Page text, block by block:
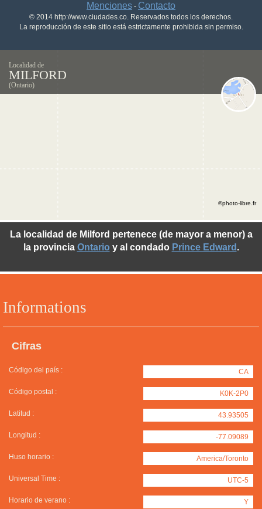
Menciones - Contacto
© 2014 http://www.ciudades.co. Reservados todos los derechos.
La reproducción de este sitio está estrictamente prohibida sin permiso.
Localidad de
MILFORD
(Ontario)
Informations
Cifras
Código del país : CA
Código postal : K0K-2P0
Latitud : 43.93505
Longitud : -77.09089
Huso horario : America/Toronto
Universal Time : UTC-5
Horario de verano : Y
La localidad de Milford pertenece (de mayor a menor) a
la provincia Ontario y al condado Prince Edward .
©photo-libre.fr